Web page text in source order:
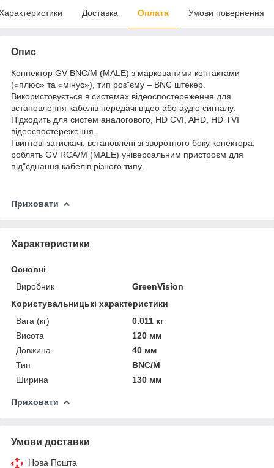
Доставка Оплата Умови повернення
Опис
Коннектор GV BNC/M (MALE) з маркованими контактами
(«плюс» та «мінус»), тип роз"єму – BNC штекер.
Використовується в системах відеоспостереження для
встановлення кабелів передачі відео або аудіо сигналу.
Підходить для систем аналогового, HD CVI, AHD, HD TVI
відеоспостереження.
Гвинтові затискачі, встановлені зі зворотного боку конектора,
роблять GV RCA/M (MALE) універсальним пристроєм для
під"єднання кабелів різного типу.
Приховати
Характеристики
Основні
Виробник
GreenVision
Користувальницькі характеристики
Вага (кг)
0.011 кг
Висота
120 мм
Довжина
40 мм
Тип
BNC/M
Ширина
130 мм
Приховати
Умови доставки
Нова Пошта